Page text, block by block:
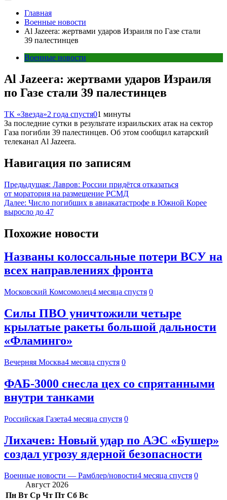
Главная
Военные новости
Al Jazeera: жертвами ударов Израиля по Газе стали
39 палестинцев
Военные новости
Al Jazeera: жертвами ударов Израиля
по Газе стали 39 палестинцев
ТК «Звезда»2 года спустя01 минуты
За последние сутки в результате израильских атак на сектор
Газа погибли 39 палестинцев. Об этом сообщил катарский
телеканал Al Jazeera.
Навигация по записям
Предыдущая: Лавров: России придётся отказаться
от моратория на размещение РСМД
Далее: Число погибших в авиакатастрофе в Южной Корее
выросло до 47
Похожие новости
Названы колоссальные потери ВСУ на
всех направлениях фронта
Московский Комсомолец4 месяца спустя 0
Силы ПВО уничтожили четыре
крылатые ракеты большой дальности
«Фламинго»
Вечерняя Москва4 месяца спустя 0
ФАБ-3000 снесла цех со спрятанными
внутри танками
Российская Газета4 месяца спустя 0
Лихачев: Новый удар по АЭС «Бушер»
создал угрозу ядерной безопасности
Военные новости — Рамблер/новости4 месяца спустя 0
Август 2026
Пн Вт Ср Чт Пт Сб Вс